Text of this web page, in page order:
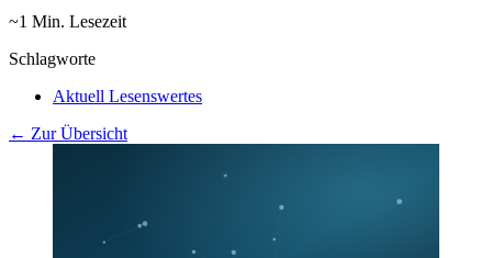
~1 Min. Lesezeit
Schlagworte
Aktuell Lesenswertes
← Zur Übersicht